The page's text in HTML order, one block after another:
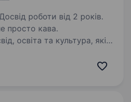
роботи від 2 років.
просто кава.
освіта та культура, які
та об'єднує. Власна